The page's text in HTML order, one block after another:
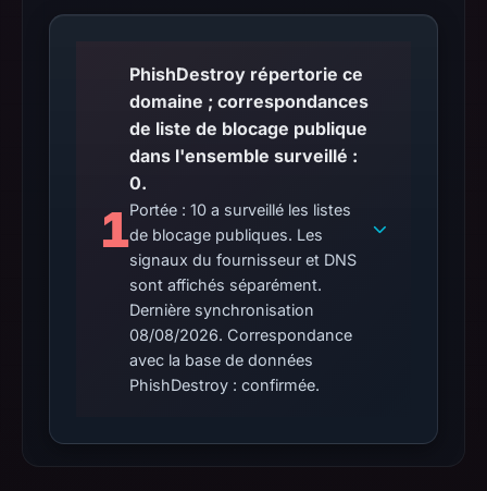
1
PhishDestroy répertorie ce
domaine ; correspondances
de liste de blocage publique
dans l'ensemble surveillé :
0.
Portée : 10 a surveillé les listes
de blocage publiques. Les
signaux du fournisseur et DNS
sont affichés séparément.
Dernière synchronisation
08/08/2026. Correspondance
avec la base de données
PhishDestroy : confirmée.